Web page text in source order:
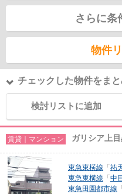
さらに条
物件
チェックした物件をま
検討リストに追加
賃貸｜マンション ガリシア上
東急東横線 「 祐
東急東横線 「 中
東急田園都市線 「